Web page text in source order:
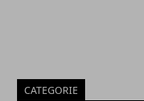
CATEGORIE